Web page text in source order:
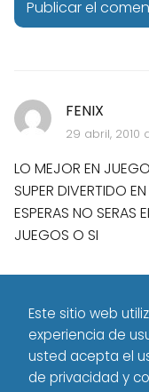
FENIX
29 abril, 2010
LO MEJOR EN
SUPER DIVERTIDO
ESPERAS NO SERAS
JUEGOS O SI
Este sitio web
experiencia de
usted acepta el
de privacidad y